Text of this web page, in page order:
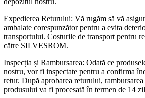
depozitul nostru.
Expedierea Returului: Vă rugăm să vă
ambalate corespunzător pentru a evita
transportului. Costurile de transport pentru
către SILVESROM.
Inspecția și Rambursarea: Odată ce
nostru, vor fi inspectate pentru a confirma
retur. După aprobarea returului,
produsului va fi procesată în termen de 14